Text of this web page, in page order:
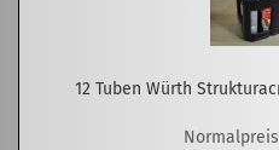
12 Tuben Würth
Normalpreis